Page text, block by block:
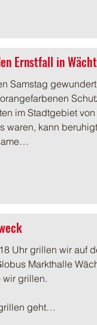
Ernstfall in
Samstag
im Stadtgebiet von
waren, kann
Uhr grillen wir auf
Markthalle
wir grillen.
geht…